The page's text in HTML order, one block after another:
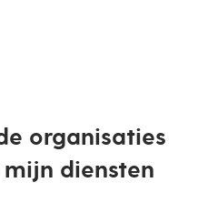
organisaties
diensten